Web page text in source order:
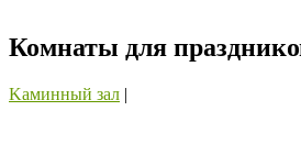
Комнаты для
Kаминный зал |